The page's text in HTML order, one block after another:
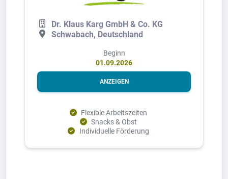
Dr. Klaus Karg GmbH & Co. KG
Schwabach, Deutschland
Beginn
01.09.2026
ANZEIGEN
Flexible Arbeitszeiten
Snacks & Obst
Individuelle Förderung